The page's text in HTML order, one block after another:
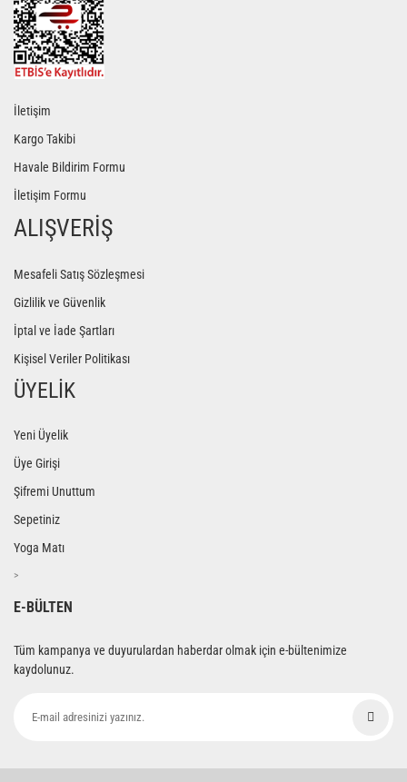
İletişim
Kargo Takibi
Havale Bildirim Formu
İletişim Formu
ALIŞVERİŞ
Mesafeli Satış Sözleşmesi
Gizlilik ve Güvenlik
İptal ve İade Şartları
Kişisel Veriler Politikası
ÜYELİK
Yeni Üyelik
Üye Girişi
Şifremi Unuttum
Sepetiniz
Yoga Matı
>
E-BÜLTEN
Tüm kampanya ve duyurulardan haberdar olmak için e-bültenimize
kaydolunuz.